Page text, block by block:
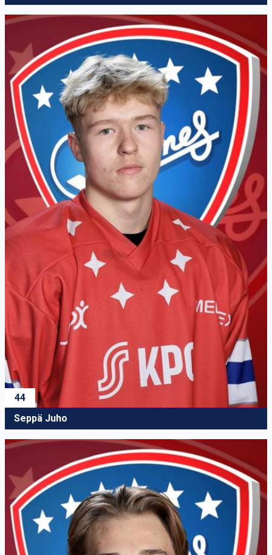
44
Seppä Juho